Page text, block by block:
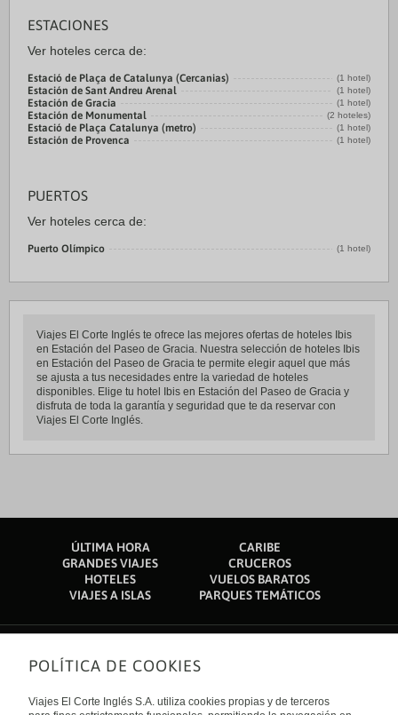
ESTACIONES
Ver hoteles cerca de:
Estació de Plaça de Catalunya (Cercanias) (1 hotel)
Estación de Sant Andreu Arenal (1 hotel)
Estación de Gracia (1 hotel)
Estación de Monumental (2 hoteles)
Estació de Plaça Catalunya (metro) (1 hotel)
Estación de Provenca (1 hotel)
PUERTOS
Ver hoteles cerca de:
Puerto Olímpico (1 hotel)
Viajes El Corte Inglés te ofrece las mejores ofertas de hoteles Ibis
en Estación del Paseo de Gracia. Nuestra selección de hoteles Ibis
en Estación del Paseo de Gracia te permite elegir aquel que más
se ajusta a tus necesidades entre la variedad de hoteles
disponibles. Elige tu hotel Ibis en Estación del Paseo de Gracia y
disfruta de toda la garantía y seguridad que te da reservar con
Viajes El Corte Inglés.
ÚLTIMA HORA
CARIBE
GRANDES VIAJES
CRUCEROS
HOTELES
VUELOS BARATOS
VIAJES A ISLAS
PARQUES TEMÁTICOS
Sobre nosotros
Quiénes somos
POLÍTICA DE COOKIES
Viajes El Corte Inglés S.A. utiliza cookies propias y de terceros